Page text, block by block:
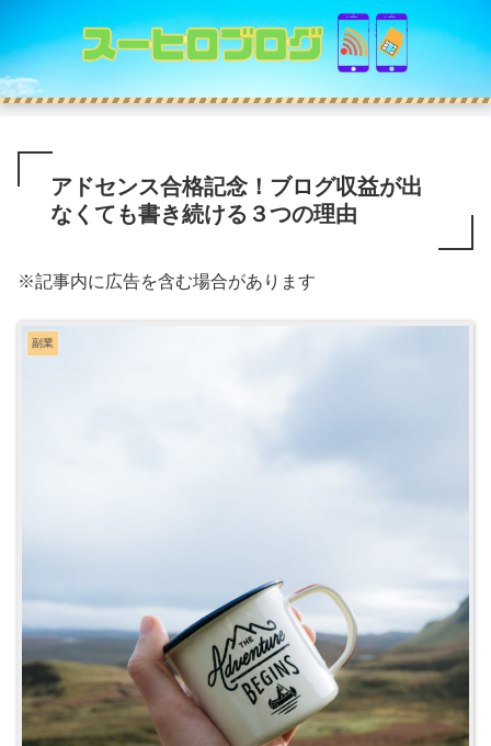
アドセンス合格記念！ブログ収益が出
なくても書き続ける３つの理由
※記事内に広告を含む場合があります
副業